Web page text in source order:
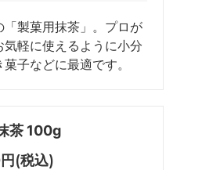
製菓用抹茶」。プロが
軽に使えるように小分
子などに最適です。
茶 100g
(税込)